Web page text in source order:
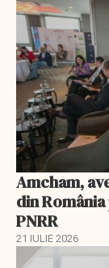
Amcham,
din
PNRR
21 IULIE 2026